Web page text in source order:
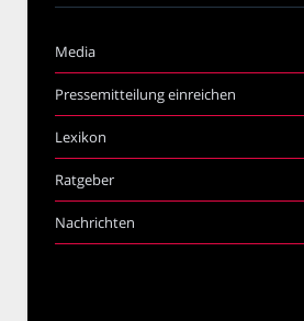
Media
Pressemitteilung einreichen
Lexikon
Ratgeber
Nachrichten